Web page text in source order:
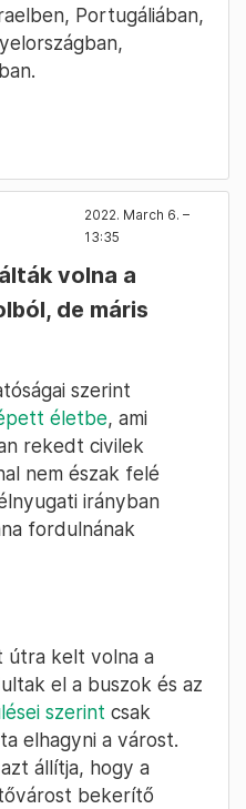
Portugáliában,
2022. March 6. –
13:35
volna a
de máris
szerint
életbe, ami
rekedt civilek
nem észak felé
irányban
fordulnának
útra kelt volna a
el a buszok és az
szerint csak
elhagyni a várost.
állítja, hogy a
bekerítő